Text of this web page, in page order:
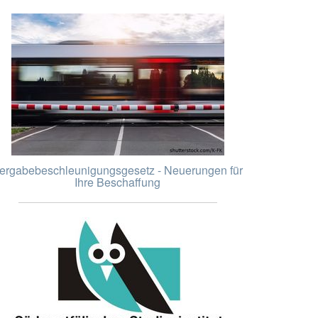
- Neuerungen für
Ihre Beschaffung